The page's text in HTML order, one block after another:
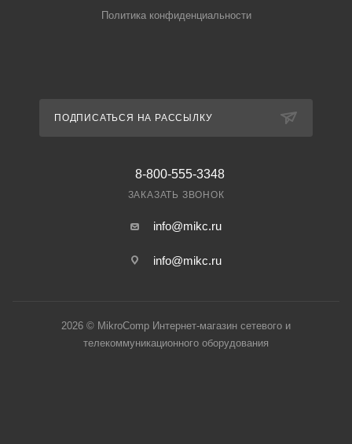
Политика конфиденциальности
ПОДПИСАТЬСЯ НА РАССЫЛКУ
8-800-555-3348
ЗАКАЗАТЬ ЗВОНОК
info@mikc.ru
info@mikc.ru
2026 © MikroComp Интернет-магазин сетевого и
телекоммуникационного оборудования